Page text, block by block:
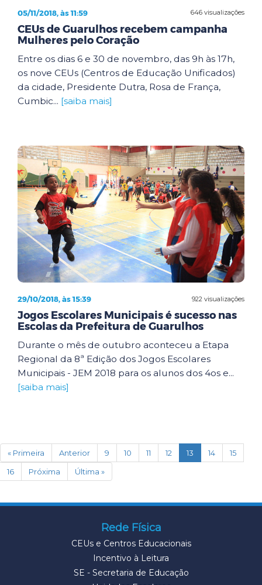
646 visualizações
05/11/2018, às 11:59
CEUs de Guarulhos recebem campanha
Mulheres pelo Coração
Entre os dias 6 e 30 de novembro, das 9h às 17h,
os nove CEUs (Centros de Educação Unificados)
da cidade, Presidente Dutra, Rosa de França,
Cumbic... [saiba mais]
922 visualizações
29/10/2018, às 15:39
Jogos Escolares Municipais é sucesso nas
Escolas da Prefeitura de Guarulhos
Durante o mês de outubro aconteceu a Etapa
Regional da 8ª Edição dos Jogos Escolares
Municipais - JEM 2018 para os alunos dos 4os e...
[saiba mais]
« Primeira Anterior 9 10 11 12 13 (current)
14
15
16
Próxima Última »
Rede Física
CEUs e Centros Educacionais
Incentivo à Leitura
SE - Secretaria de Educação